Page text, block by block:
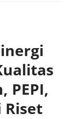
PEPI,
Riset